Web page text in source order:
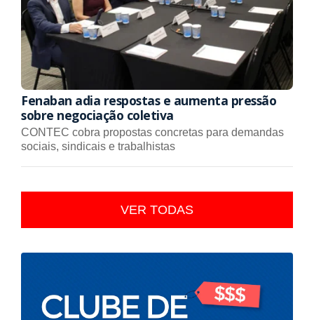
Fenaban adia respostas e aumenta pressão
sobre negociação coletiva
CONTEC cobra propostas concretas para demandas
sociais, sindicais e trabalhistas
VER TODAS